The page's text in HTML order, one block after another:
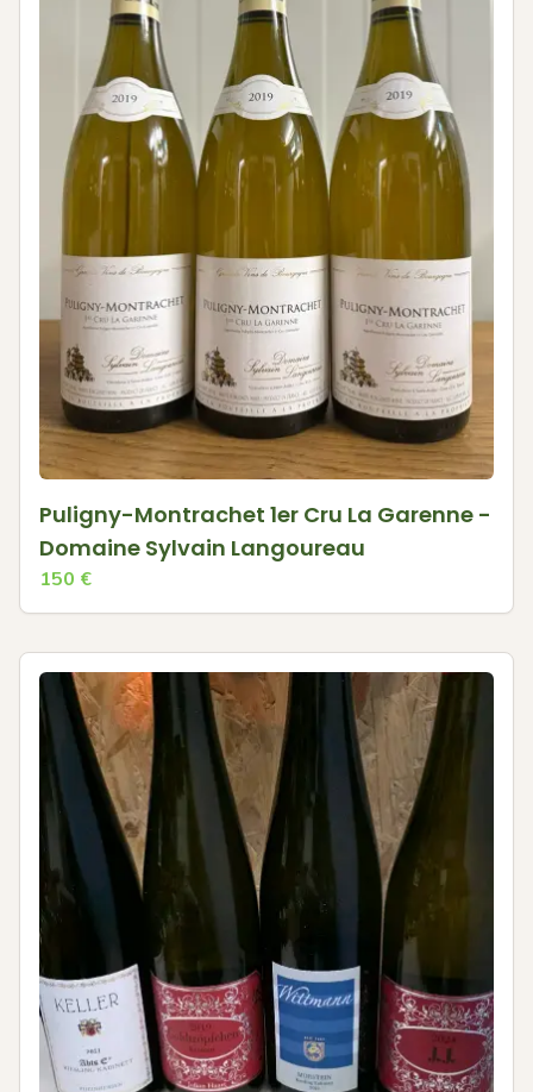
Puligny-Montrachet 1er Cru La Garenne -
Domaine Sylvain Langoureau
150 €